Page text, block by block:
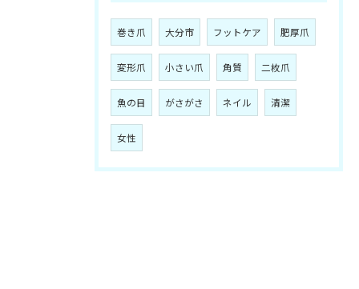
巻き爪 大分市 フットケア 肥厚爪
変形爪 小さい爪 角質 二枚爪
魚の目 がさがさ ネイル 清潔
女性